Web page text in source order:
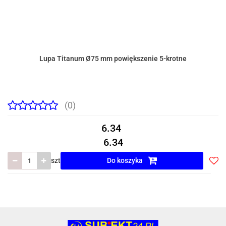
Lupa Titanum Ø75 mm powiększenie 5-krotne
(0)
6.34
6.34
szt Do koszyka